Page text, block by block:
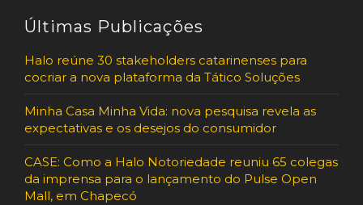
Últimas Publicações
Halo reúne 30 stakeholders catarinenses para
cocriar a nova plataforma da Tático Soluções
Minha Casa Minha Vida: nova pesquisa revela as
expectativas e os desejos do consumidor
CASE: Como a Halo Notoriedade reuniu 65 colegas
da imprensa para o lançamento do Pulse Open
Mall, em Chapecó